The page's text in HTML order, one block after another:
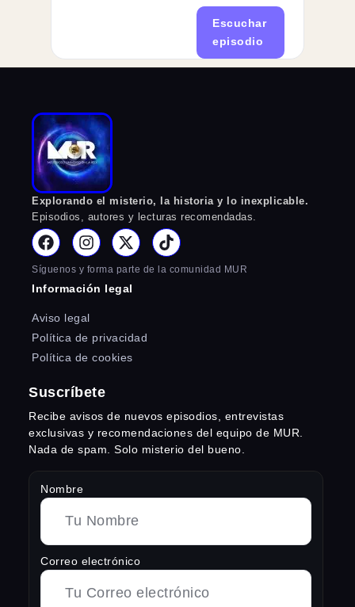
Escuchar
episodio
Explorando el misterio, la historia y lo inexplicable.
Episodios, autores y lecturas recomendadas.
Síguenos y forma parte de la comunidad MUR
Información legal
Aviso legal
Política de privacidad
Política de cookies
Suscríbete
Recibe avisos de nuevos episodios, entrevistas
exclusivas y recomendaciones del equipo de MUR.
Nada de spam. Solo misterio del bueno.
Nombre
Correo electrónico